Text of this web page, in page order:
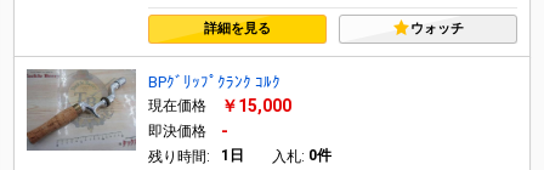
詳細を見る ウォッチ
BPｸﾞﾘｯﾌﾟｸﾗﾝｸ ｺﾙｸ
現在価格 ￥15,000
即決価格 -
残り時間: 1日 入札: 0件